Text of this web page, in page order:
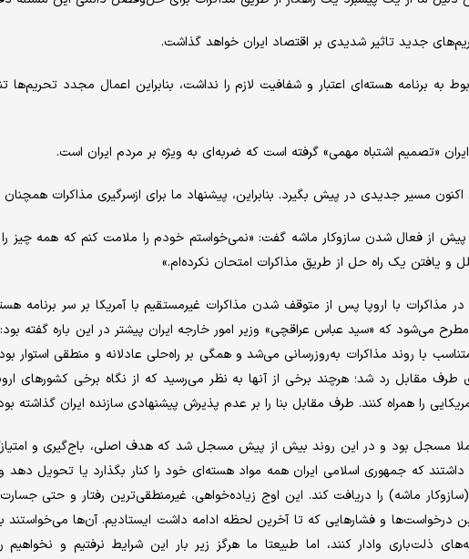
جدید تاثیر شدیدی بر اقتصاد ایران خواهد گذاشت.
به برنامه هسته‌ای اعتبار و شفافیت لازم را نداشت، بنابراین اعمال مجدد تحریم‌ها
«تصمیم اشتباه مهمی» گرفته است که ضربه‌ای به ویژه بر مردم ایران است.
مسیر جدیدی در پیش بگیرد. بنابراین، پیشنهاد ما برای ازسرگیری مذاکرات همچنان
پیش از فعال شدن سازوکار ماشه گفت: «نمی‌خواستم خودم را ملامت کنم که همه چیز را
و یافتن یک راه حل از طریق مذاکرات امتحان نکرده‌ام.»
مذاکرات با اروپا پس از متوقف شدن مذاکرات غیرمستقیم با آمریکا بر سر برنامه
می‌شود که «سید عباس عراقچی» وزیر امور خارجه ایران پیشتر در این باره گفته
با روند مذاکرات به‌روزرسانی می‌شد و همگی بر راه‌حلی عادلانه و منطقی استوار
طرف مقابل رد شد؛ هرچند برخی از آنها به نظر می‌رسید که از نگاه برخی کشورهای
را همراه کنند. طرف مقابل بنا را بر عدم پذیرش پیشنهادی سازنده ایران گذاشته
کاملا مسجل بود و در این روند بیش از پیش مسجل شد که هدف اصلی، باج‌گیری و
که جمهوری اسلامی ایران همه مواد هسته‌ای خود را کنار بگذارد یا تحویل دهد
(سازوکار ماشه) را دریافت کند. این اوج زیاده‌خواهی، غیرمنطقی‌ترین رفتار و حتی
درخواست‌ها و فشارهایی که تا آخرین لحظه ادامه داشت ایستادیم. آن‌ها می‌خواستند با
ذلت‌باری وادار کنند، اما طبیعتا ما هرگز زیر بار این شرایط نرفتیم و